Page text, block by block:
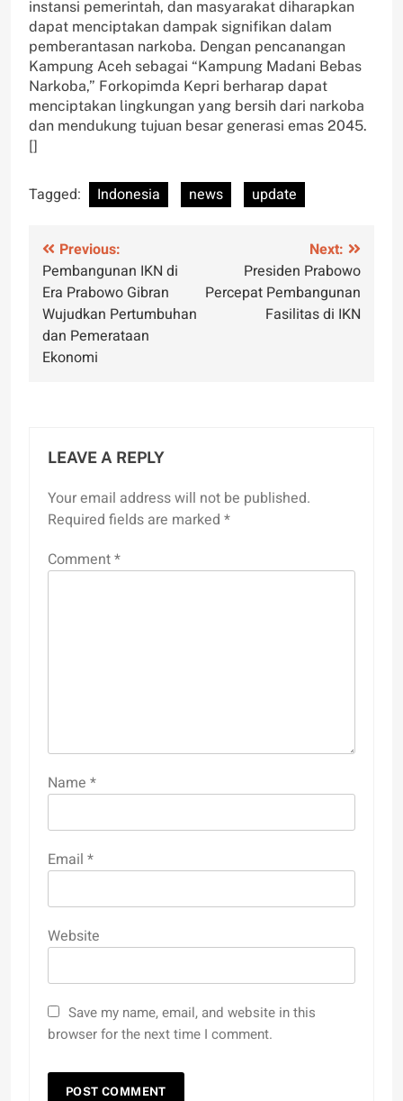
instansi pemerintah, dan masyarakat diharapkan
dapat menciptakan dampak signifikan dalam
pemberantasan narkoba. Dengan pencanangan
Kampung Aceh sebagai “Kampung Madani Bebas
Narkoba,” Forkopimda Kepri berharap dapat
menciptakan lingkungan yang bersih dari narkoba
dan mendukung tujuan besar generasi emas 2045.
[]
Tagged: Indonesia news update
Post
navigation
Previous:
Pembangunan IKN di
Era Prabowo Gibran
Wujudkan Pertumbuhan
dan Pemerataan
Ekonomi
Next:
Presiden Prabowo
Percepat Pembangunan
Fasilitas di IKN
LEAVE A REPLY
Your email address will not be published.
Required fields are marked *
Comment*
Name *
Email *
Website
Save my name, email, and website in this
browser for the next time I comment.